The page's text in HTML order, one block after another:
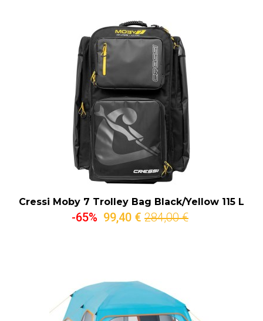
Cressi Moby 7 Trolley Bag Black/Yellow 115 L
-65% 99,40 € 284,00 €